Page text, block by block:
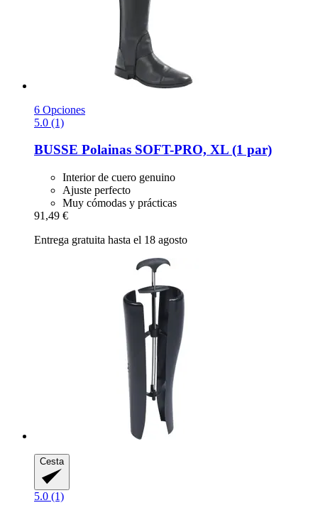
6 Opciones
5.0 (1)
BUSSE Polainas SOFT-​PRO, XL (1 par)
Interior de cuero genuino
Ajuste perfecto
Muy cómodas y prácticas
91,49 €
Entrega gratuita hasta el 18 agosto
Cesta
5.0 (1)